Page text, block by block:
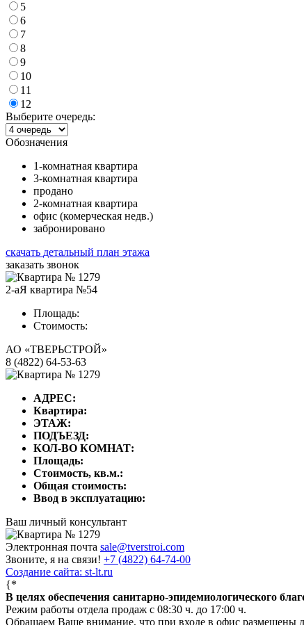
5
6
7
8
9
10
11
12
Выберите очередь:
Обозначения
1-комнатная квартира
3-комнатная квартира
продано
2-комнатная квартира
офис (комерческая недв.)
забронировано
скачать детальный план этажа
заказать звонок
2-аЯ квартира №54
Площадь:
Стоимость:
АО «ТВЕРЬСТРОЙ»
8 (4822) 64-53-63
АДРЕС:
Квартира:
ЭТАЖ:
ПОДЪЕЗД:
КОЛ-ВО КОМНАТ:
Площадь:
Стоимость, кв.м.:
Общая стоимость:
Ввод в эксплуатацию:
Ваш личный консультант
Электронная почта sale@tverstroi.com
Звоните, я на связи! +7 (4822) 64-74-00
Создание сайта: st-lt.ru
{*
В целях обеспечения санитарно-эпидемиологического
Режим работы отдела продаж с 08:30 ч. до 17:00 ч.
Обращаем Ваше внимание, что при входе в офис размещены